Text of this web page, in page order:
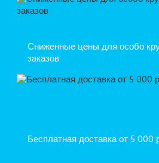
Сниженные цены для особо
заказов
Бесплатная доставка от 5 000